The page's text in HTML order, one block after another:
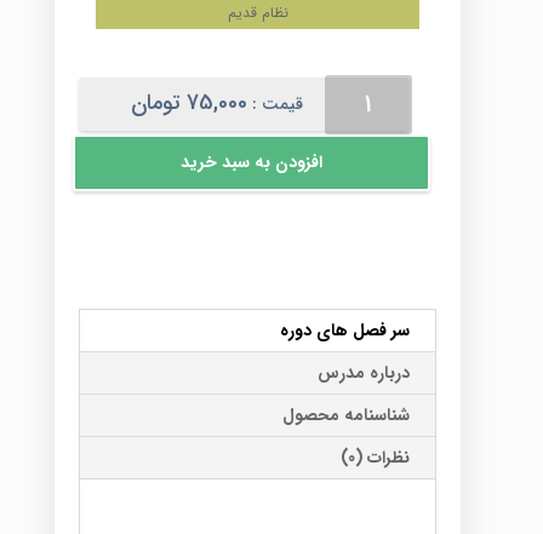
نظام قدیم
فیزیک
و
قیمت : 75,000 تومان
افزودن به سبد خرید
سر فصل های دوره
درباره مدرس
شناسنامه محصول
نظرات (0)